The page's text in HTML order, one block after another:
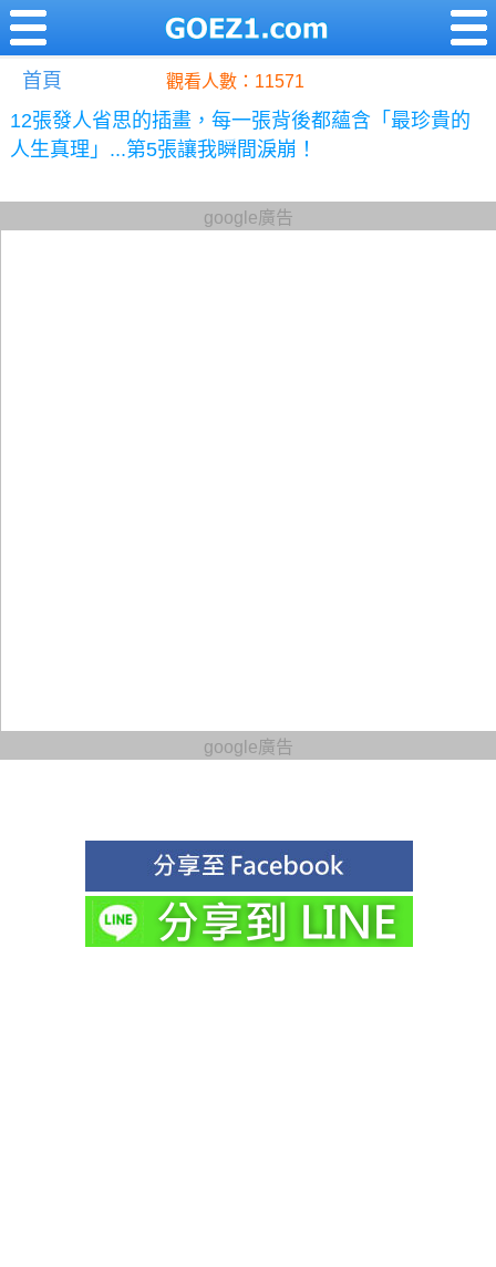
首頁 觀看人數：11571
12張發人省思的插畫，每一張背後都蘊含「最珍貴的
人生真理」...第5張讓我瞬間淚崩！
google廣告
google廣告